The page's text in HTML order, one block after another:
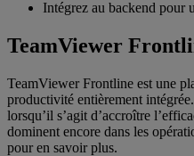
Intégrez au backend pour
TeamViewer
TeamViewer Frontline est une
productivité entièrement
lorsqu’il s’agit d’accroître
dominent encore dans les
pour en savoir plus.